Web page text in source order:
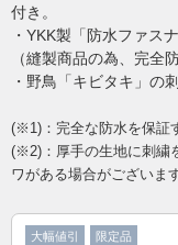
付き。
・YKK製「防水ファス
（縫製商品の為、完全
・野鳥「キビタキ」の
(※1)：完全な防水を保証
(※2)：厚手の生地に刺繍
ワがある場合がございます
大幅値引 限定品